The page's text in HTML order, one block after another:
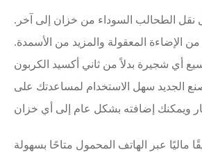
الطحالب السوداء من خزان إلى آخر.
الإضاءة المعقولة والمزيد من الأسمدة.
أي شجيرة بدلاً من ثاني أكسيد الكربون
الجديد سهل الاستخدام لمساعدتك على
ماليًا عبر الهاتف المحمول متاحًا بسهولة